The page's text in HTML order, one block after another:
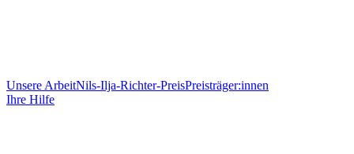
Unsere ArbeitNils-Ilja-Richter-PreisPreisträger:innen
Ihre Hilfe